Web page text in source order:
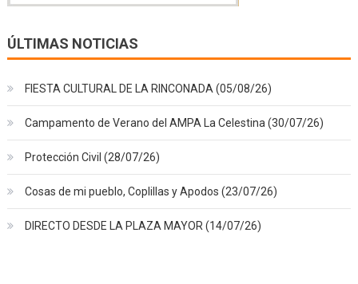
ÚLTIMAS NOTICIAS
FIESTA CULTURAL DE LA RINCONADA (05/08/26)
Campamento de Verano del AMPA La Celestina (30/07/26)
Protección Civil (28/07/26)
Cosas de mi pueblo, Coplillas y Apodos (23/07/26)
DIRECTO DESDE LA PLAZA MAYOR (14/07/26)